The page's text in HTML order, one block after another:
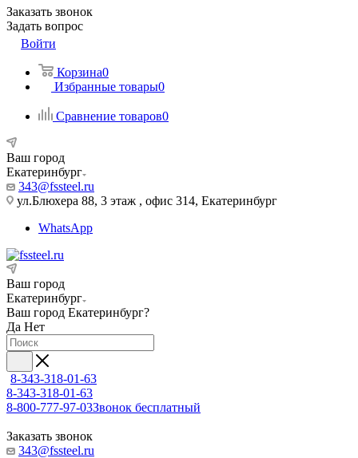
Заказать звонок
Задать вопрос
Войти
Корзина0
Избранные товары0
Сравнение товаров0
Ваш город
Екатеринбург
343@fssteel.ru
ул.Блюхера 88, 3 этаж , офис 314, Екатеринбург
WhatsApp
Ваш город
Екатеринбург
Ваш город Екатеринбург?
Да Нет
8-343-318-01-63
8-343-318-01-63
8-800-777-97-03Звонок бесплатный
Заказать звонок
343@fssteel.ru